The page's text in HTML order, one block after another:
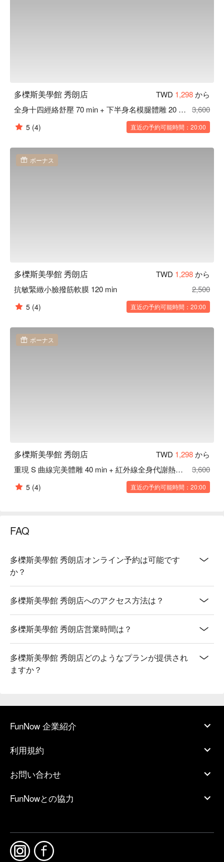
多櫟斯美學館 秀朗店 TWD 1,298から
全身十四經絡舒壓 70 min + 下半身名模腿體雕 20 min
3,600
5 (4) 直近の予約可能時間：20:00
ボーナス
多櫟斯美學館 秀朗店 TWD 1,298から
抗敏緊緻小臉撥筋軟膜 120 min
2,500
5 (4) 直近の予約可能時間：20:00
ボーナス
多櫟斯美學館 秀朗店 TWD 1,298から
重現 S 曲線完美體雕 40 min + 紅外線全身代謝熱敷 20 min
3,600
5 (4) 直近の予約可能時間：20:00
FAQ
多櫟斯美學館 秀朗店オンライン予約は可能です
か？
多櫟斯美學館 秀朗店へのアクセス方法は？
多櫟斯美學館 秀朗店営業時間は？
多櫟斯美學館 秀朗店どのようなプランが提供され
ますか？
FunNow 企業紹介
利用規約
お問い合わせ
FunNowとの協力